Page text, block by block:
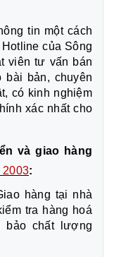
tin một cách
của Sông
viên tư vấn bán
bài bản, chuyên
có kinh nghiệm
xác nhất cho
và giao hàng
2003:
hàng tại nhà
tra hàng hoá
bảo chất lượng